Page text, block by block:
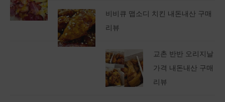
비비큐 맵소디 치킨 내돈내산 구매
리뷰
교촌 반반 오리지날
가격 내돈내산 구매
리뷰